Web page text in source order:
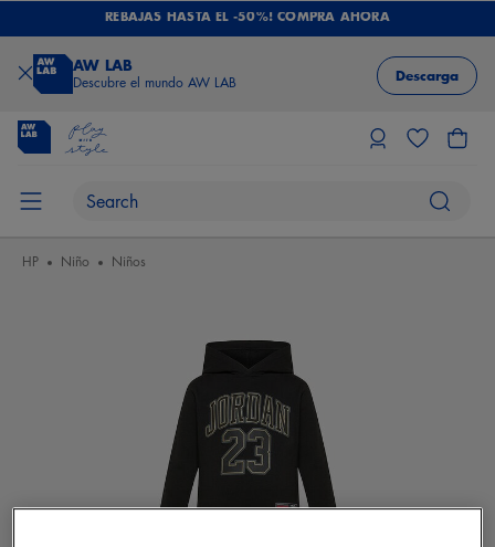
REBAJAS HASTA EL -50%! COMPRA AHORA
AW LAB
Descubre el mundo AW LAB Descarga
HP Niño Niños